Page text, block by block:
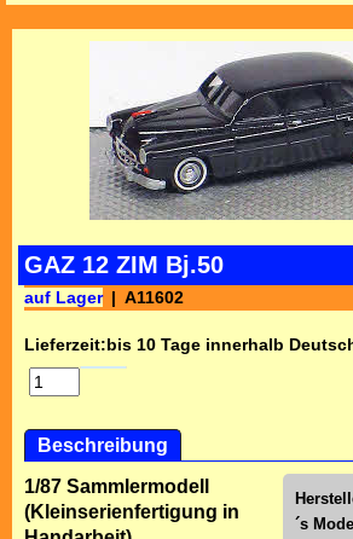
GAZ 12 ZIM Bj.50
auf Lager A11602
Lieferzeit:bis 10 Tage innerhalb
Beschreibung
´s
1/87 Sammlermodell
(Kleinserienfertigung in